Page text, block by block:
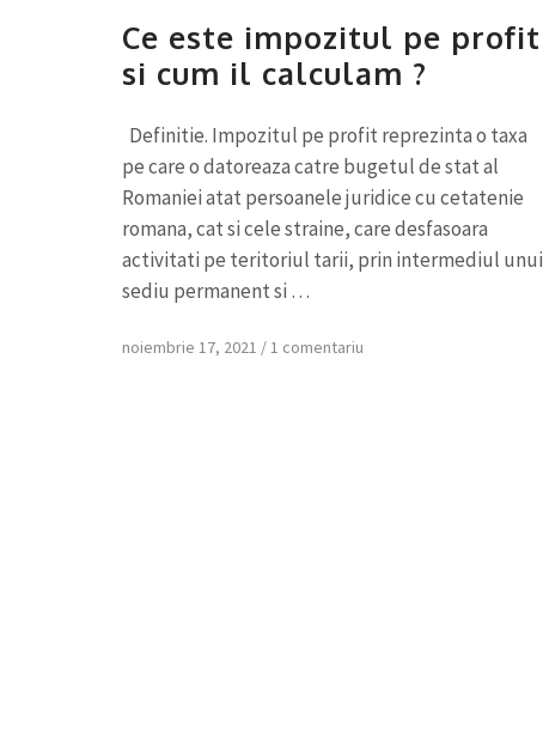
Ce este impozitul pe profit
si cum il calculam ?
Definitie. Impozitul pe profit reprezinta o taxa
pe care o datoreaza catre bugetul de stat al
Romaniei atat persoanele juridice cu cetatenie
romana, cat si cele straine, care desfasoara
activitati pe teritoriul tarii, prin intermediul unui
sediu permanent si …
noiembrie 17, 2021 /1 comentariu